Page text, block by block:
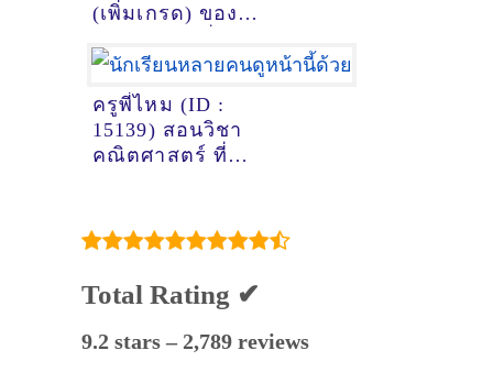
(เพิ่มเกรด) ของ
ปาจารี เจตน์ตระกูล
วิทย์ @ม.พฤกษา 16
ซอยกันตนา บางใหญ่
ครูพี่ไหม (ID :
15139) สอนวิชา
คณิตศาสตร์ ที่
Total Rating ✔
9.2 stars – 2,789 reviews